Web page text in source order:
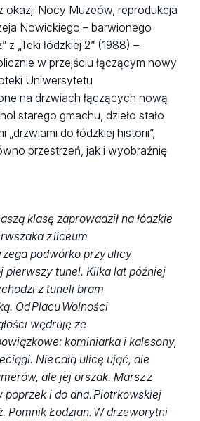
okazji Nocy Muzeów, reprodukcja
Nowickiego – barwionego
z „Teki łódzkiej 2” (1988) –
w przejściu łączącym nowy
Uniwersytetu
na drzwiach łączących nową
starego gmachu, dzieło stało
do łódzkiej historii”,
przestrzeń, jak i wyobraźnię
klasę zaprowadził na łódzkie
z liceum
podwórko przy ulicy
pierwszy tunel. Kilka lat później
z tuneli bram
Od Placu Wolności
wędruję ze
kominiarka i kalesony,
Nie całą ulicę ująć, ale
ale jej orszak. Marsz z
i do dna. Piotrkowskiej
Pomnik Łodzian. W drzeworytni